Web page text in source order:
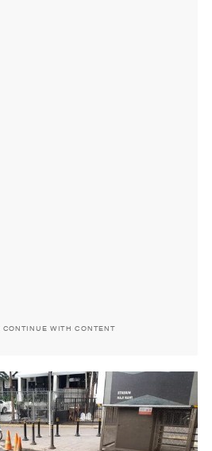
CONTINUE WITH CONTENT